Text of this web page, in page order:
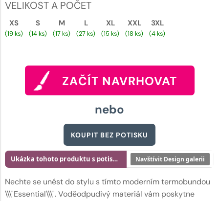
VELIKOST A POČET
XS
(19 ks)
S
(14 ks)
M
(17 ks)
L
(27 ks)
XL
(15 ks)
XXL
(18 ks)
3XL
(4 ks)
ZAČÍT NAVRHOVAT
nebo
KOUPIT BEZ POTISKU
Nechte se unést do stylu s tímto moderním termobundou
\\\"Essential\\\". Voděodpudivý materiál vám poskytne
Ukázka tohoto produktu s potiskem Navštívit Design galerii